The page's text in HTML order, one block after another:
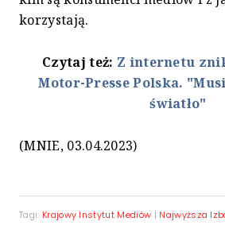
korzystają.
Czytaj też: Z internetu
Motor-Presse Polska.
światło"
(MNIE, 03.04.2023)
Tagi: Krajowy Instytut Mediów | Najwyższa